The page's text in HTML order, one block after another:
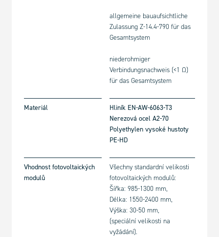
allgemeine bauaufsichtliche
Zulassung Z-14.4-790 für das
Gesamtsystem
niederohmiger
Verbindungsnachweis (<1 Ω)
für das Gesamtsystem
Materiál
Hliník EN-AW-6063-T3
Nerezová ocel A2-70
Polyethylen vysoké hustoty
PE-HD
Vhodnost fotovoltaických
modulů
Všechny standardní velikosti
fotovoltaických modulů:
Šířka: 985-1300 mm,
Délka: 1550-2400 mm,
Výška: 30-50 mm,
(speciální velikosti na
vyžádání).